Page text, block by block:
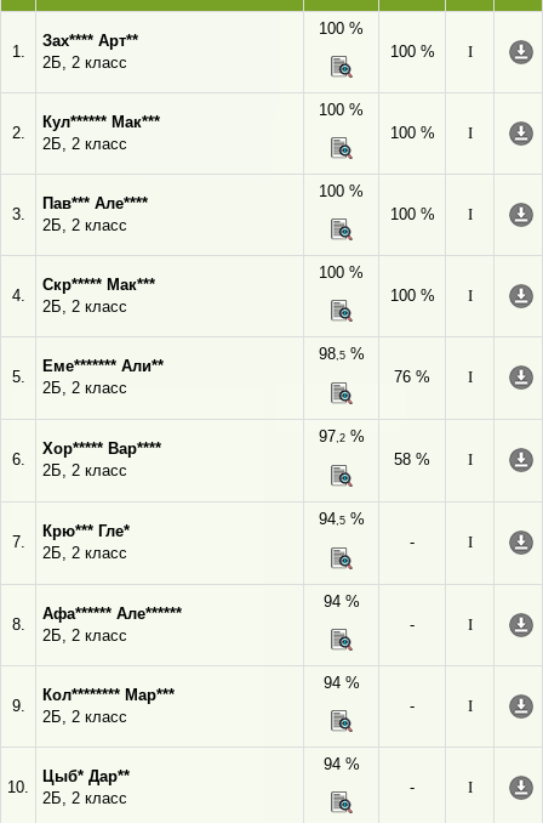
1.
Зах**** Арт**
2Б, 2 класс
100 %
100 %
I
2.
Кул****** Мак***
2Б, 2 класс
100 %
100 %
I
3.
Пав*** Але****
2Б, 2 класс
100 %
100 %
I
4.
Скр***** Мак***
2Б, 2 класс
100 %
100 %
I
5.
Еме******* Али**
2Б, 2 класс
98,5%
76 %
I
6.
Хор***** Вар****
2Б, 2 класс
97,2%
58 %
I
7.
Крю*** Гле*
2Б, 2 класс
94,5%
-
I
8.
Афа****** Але******
2Б, 2 класс
94 %
-
I
9.
Кол******** Мар***
2Б, 2 класс
94 %
-
I
10.
Цыб* Дар**
2Б, 2 класс
94 %
-
I